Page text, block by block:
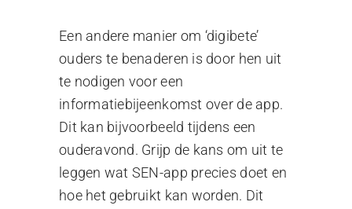
Een andere manier om ‘digibete’
ouders te benaderen is door hen uit
te nodigen voor een
informatiebijeenkomst over de app.
Dit kan bijvoorbeeld tijdens een
ouderavond. Grijp de kans om uit te
leggen wat SEN-app precies doet en
hoe het gebruikt kan worden. Dit